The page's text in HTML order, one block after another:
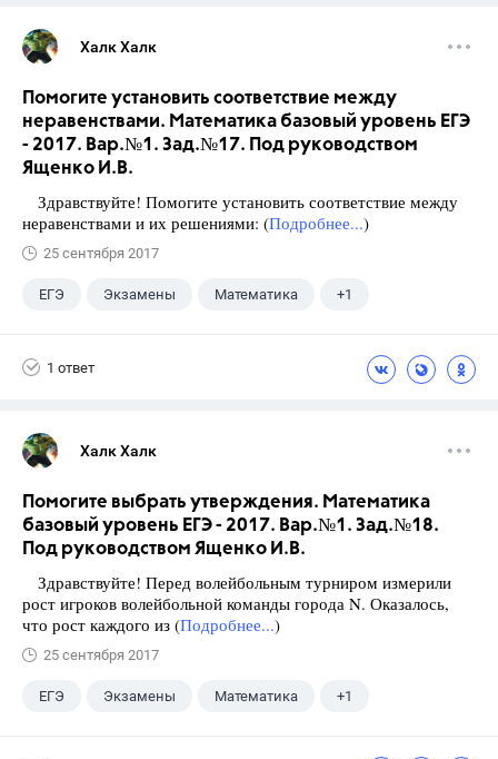
Халк Халк
Помогите установить соответствие между
неравенствами. Математика базовый уровень ЕГЭ
- 2017. Вар.№1. Зад.№17. Под руководством
Ященко И.В.
Здравствуйте! Помогите установить соответствие между
неравенствами и их решениями: (Подробнее...)
25 сентября 2017
ЕГЭ Экзамены Математика +1
1 ответ
Халк Халк
Помогите выбрать утверждения. Математика
базовый уровень ЕГЭ - 2017. Вар.№1. Зад.№18.
Под руководством Ященко И.В.
Здравствуйте! Перед волейбольным турниром измерили
рост игроков волейбольной команды города N. Оказалось,
что рост каждого из (Подробнее...)
25 сентября 2017
ЕГЭ Экзамены Математика +1